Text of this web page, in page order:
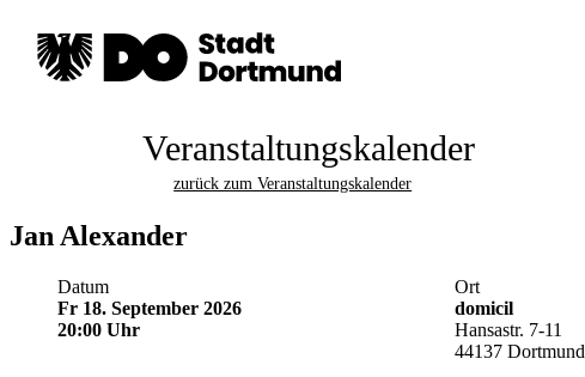
Veranstaltungskalender
zurück zum Veranstaltungskalender
Jan Alexander
Datum
Fr 18. September 2026
20:00 Uhr
Ort
domicil
Hansastr. 7-11
44137 Dortmund